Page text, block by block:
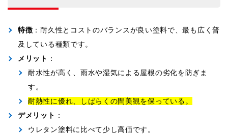
特徴 ：耐久性とコストのバランスが良い塗料で、最も広く普
及している種類です。
メリット ：
耐水性が高く、雨水や湿気による屋根の劣化を防ぎま
す。
耐熱性に優れ、しばらくの間美観を保っている。
デメリット ：
ウレタン塗料に比べて少し高価です。